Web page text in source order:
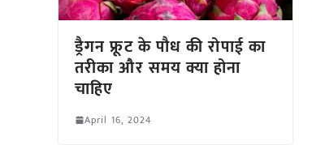
ड्रैगन फ्रूट के पौध की रोपाई का
तरीका और समय क्या होना
चाहिए
April 16, 2024